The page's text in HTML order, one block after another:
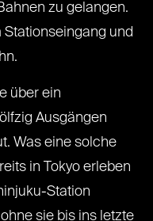
zu gelangen.
und
über ein
Ausgängen
Was eine solche
in Tokyo erleben
Station
sie bis ins letzte